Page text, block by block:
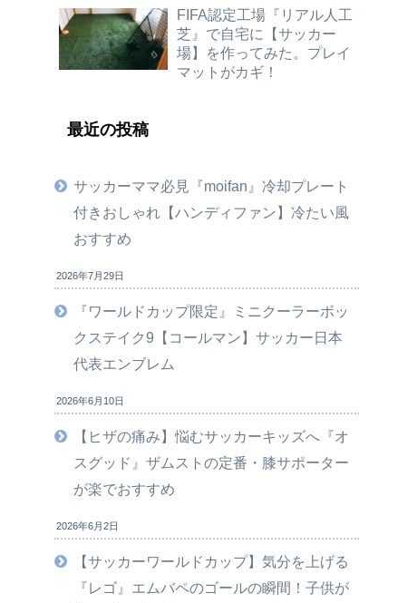
FIFA認定工場『リアル人工
芝』で自宅に【サッカー
場】を作ってみた。プレイ
マットがカギ！
最近の投稿
サッカーママ必見『moifan』冷却プレート
付きおしゃれ【ハンディファン】冷たい風
おすすめ
2026年7月29日
『ワールドカップ限定』ミニクーラーボッ
クステイク9【コールマン】サッカー日本
代表エンブレム
2026年6月10日
【ヒザの痛み】悩むサッカーキッズへ『オ
スグッド』ザムストの定番・膝サポーター
が楽でおすすめ
2026年6月2日
【サッカーワールドカップ】気分を上げる
『レゴ』エムバペのゴールの瞬間！子供が